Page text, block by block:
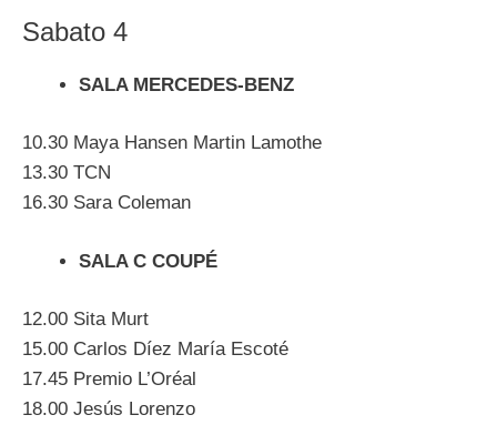
Sabato 4
SALA MERCEDES-BENZ
10.30 Maya Hansen Martin Lamothe
13.30 TCN
16.30 Sara Coleman
SALA C COUPÉ
12.00 Sita Murt
15.00 Carlos Díez María Escoté
17.45 Premio L’Oréal
18.00 Jesús Lorenzo